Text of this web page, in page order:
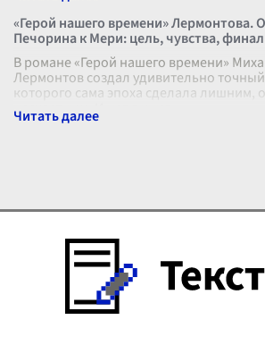
«Герой нашего времени» Лермонтова.
Печорина к Мери: цель, чувства, финал
В романе «Герой нашего времени»
Лермонтов создал удивительно
которого сама эпоха сделала лишним,
несчастным. И нет в книг